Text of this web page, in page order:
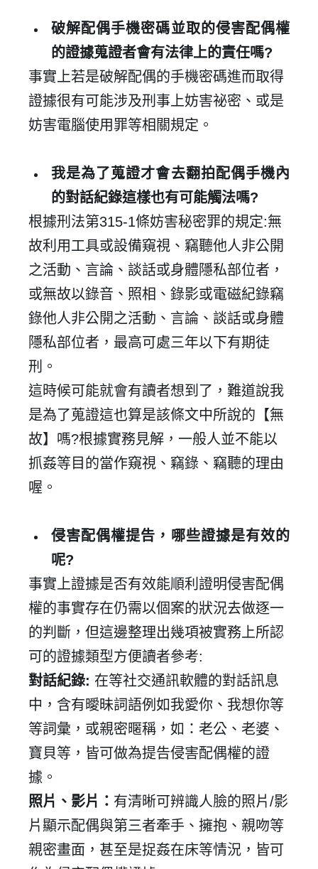
破解配偶手機密碼並取的侵害配偶權
的證據蒐證者會有法律上的責任嗎?
事實上若是破解配偶的手機密碼進而取得
證據很有可能涉及刑事上妨害祕密、或是
妨害電腦使用罪等相關規定。
我是為了蒐證才會去翻拍配偶手機內
的對話紀錄這樣也有可能觸法嗎?
根據刑法第315-1條妨害秘密罪的規定:無
故利用工具或設備窺視、竊聽他人非公開
之活動、言論、談話或身體隱私部位者，
或無故以錄音、照相、錄影或電磁紀錄竊
錄他人非公開之活動、言論、談話或身體
隱私部位者，最高可處三年以下有期徒
刑。
這時候可能就會有讀者想到了，難道說我
是為了蒐證這也算是該條文中所說的【無
故】嗎?根據實務見解，一般人並不能以
抓姦等目的當作窺視、竊錄、竊聽的理由
喔。
侵害配偶權提告，哪些證據是有效的
呢?
事實上證據是否有效能順利證明侵害配偶
權的事實存在仍需以個案的狀況去做逐一
的判斷，但這邊整理出幾項被實務上所認
可的證據類型方便讀者參考:
對話紀錄: 在等社交通訊軟體的對話訊息
中，含有曖昧詞語例如我愛你、我想你等
等詞彙，或親密暱稱，如：老公、老婆、
寶貝等，皆可做為提告侵害配偶權的證
據。
照片、影片： 有清晰可辨識人臉的照片/影
片顯示配偶與第三者牽手、擁抱、親吻等
親密畫面，甚至是捉姦在床等情況，皆可